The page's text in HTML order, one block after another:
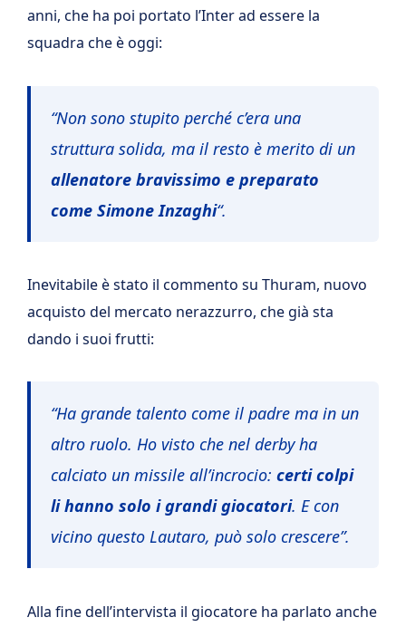
anni, che ha poi portato l’Inter ad essere la
squadra che è oggi:
“Non sono stupito perché c’era una
struttura solida, ma il resto è merito di un
allenatore bravissimo e preparato
come Simone Inzaghi“.
Inevitabile è stato il commento su Thuram, nuovo
acquisto del mercato nerazzurro, che già sta
dando i suoi frutti:
“Ha grande talento come il padre ma in un
altro ruolo. Ho visto che nel derby ha
calciato un missile all’incrocio: certi colpi
li hanno solo i grandi giocatori. E con
vicino questo Lautaro, può solo crescere”.
Alla fine dell’intervista il giocatore ha parlato anche